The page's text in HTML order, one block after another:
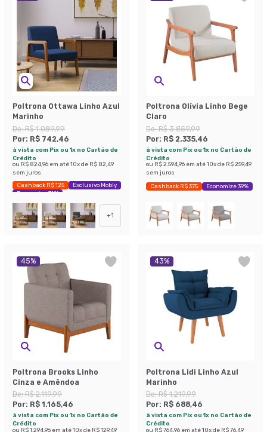
Poltrona Ottawa Linho Azul
Marinho
De:R$ 1.089,99
Por: R$ 742,46
à vista com Pix ou 1x no Cartão de
Crédito
ou R$ 824,96 em até10x de R$ 82,49
sem juros
Cashback R$ 125
Exclusivo Mobly
Economize 31%
+1
Poltrona Olívia Linho Bege
Claro
De:R$ 3.859,99
Por: R$ 2.335,46
à vista com Pix ou 1x no Cartão de
Crédito
ou R$ 2.594,96 em até10x de R$ 259,49
sem juros
Cashback R$ 375 Economize 39%
45%
Poltrona Brooks Linho
Cinza e Amêndoa
De:R$ 2.119,99
Por: R$ 1.165,46
à vista com Pix ou 1x no Cartão de
Crédito
ou R$ 1.294,96 em até10x de R$ 129,49
43%
Poltrona Lidi Linho Azul
Marinho
De:R$ 1.219,99
Por: R$ 688,46
à vista com Pix ou 1x no Cartão de
Crédito
ou R$ 764,96 em até10x de R$ 76,49